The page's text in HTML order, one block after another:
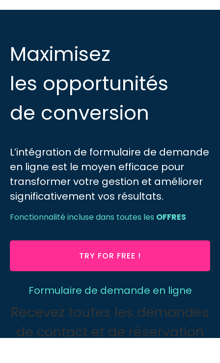
Maximisez
les opportunités
de conversion
L’intégration de formulaire de demande
en ligne est le moyen efficace pour
transformer votre gestion et améliorer
significativement vos résultats.
Fonctionnalité incluse dans toutes les OFFRES
TRY FOR FREE !
Formulaire de demande en ligne
Recevez toutes les demandes
de contact et de réservation